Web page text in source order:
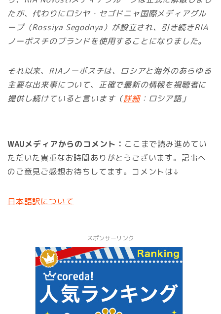
たが、代わりにロシヤ・セゴドニャ国際メディアグル
ープ（Rossiya Segodnya）が設立され、引き続きRIA
ノーボスチのブランドを使用することになりました。
それ以来、RIAノーボスチは、ロシアと海外のあらゆる
主要な出来事について、正確で最新の情報を視聴者に
提供し続けていると言います（詳細：ロシア語」
WAUメディアからのコメント： ここまで読み進めてい
ただいた貴重なお時間ありがとうございます。記事へ
のご意見ご感想お待ちしてます。コメントは↓
日本語訳について
スポンサーリンク